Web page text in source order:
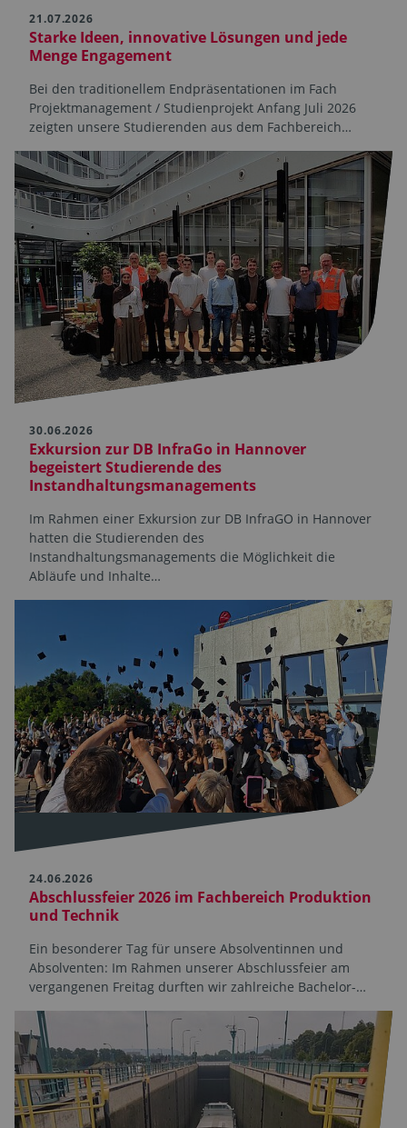
21.07.2026
Starke Ideen, innovative Lösungen und jede
Menge Engagement
Bei den traditionellem Endpräsentationen im Fach
Projektmanagement / Studienprojekt Anfang Juli 2026
zeigten unsere Studierenden aus dem Fachbereich…
30.06.2026
Exkursion zur DB InfraGo in Hannover
begeistert Studierende des
Instandhaltungsmanagements
Im Rahmen einer Exkursion zur DB InfraGO in Hannover
hatten die Studierenden des
Instandhaltungsmanagements die Möglichkeit die
Abläufe und Inhalte…
24.06.2026
Abschlussfeier 2026 im Fachbereich Produktion
und Technik
Ein besonderer Tag für unsere Absolventinnen und
Absolventen: Im Rahmen unserer Abschlussfeier am
vergangenen Freitag durften wir zahlreiche Bachelor-…